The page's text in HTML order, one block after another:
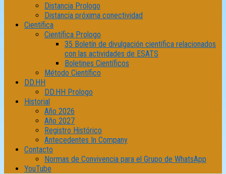
Distancia Prologo
Distancia próxima conectividad
Científica
Científica Prologo
35 Boletín de divulgación científica relacionados
con las actividades de ESATS
Boletines Científicos
Método Científico
DD.HH
DD.HH Prologo
Historial
Año 2026
Año 2027
Registro Histórico
Antecedentes In Company
Contacto
Normas de Convivencia para el Grupo de WhatsApp
YouTube